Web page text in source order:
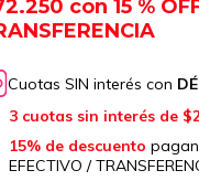
con 15 %
Cuotas SIN interés con
3 cuotas sin interés de
15% de descuento
EFECTIVO /